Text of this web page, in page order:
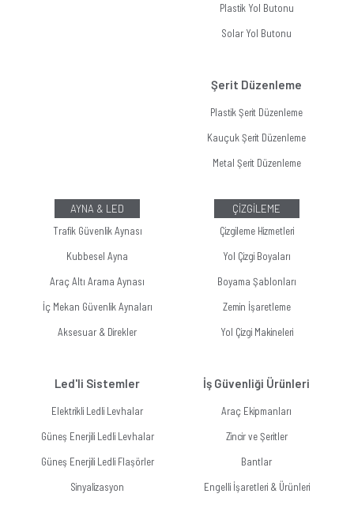
Plastik Yol Butonu
Solar Yol Butonu
Şerit Düzenleme
Plastik Şerit Düzenleme
Kauçuk Şerit Düzenleme
Metal Şerit Düzenleme
AYNA & LED
Trafik Güvenlik Aynası
Kubbesel Ayna
Araç Altı Arama Aynası
İç Mekan Güvenlik Aynaları
Aksesuar & Direkler
Led'li Sistemler
Elektrikli Ledli Levhalar
Güneş Enerjili Ledli Levhalar
Güneş Enerjili Ledli Flaşörler
Sinyalizasyon
ÇİZGİLEME
Çizgileme Hizmetleri
Yol Çizgi Boyaları
Boyama Şablonları
Zemin İşaretleme
Yol Çizgi Makineleri
İş Güvenliği Ürünleri
Araç Ekipmanları
Zincir ve Şeritler
Bantlar
Engelli İşaretleri & Ürünleri